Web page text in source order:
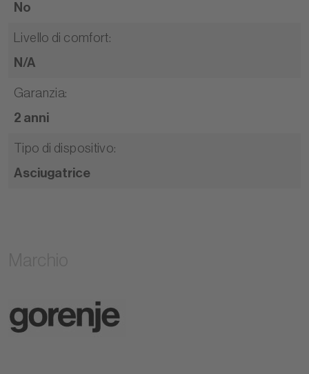
No
Livello di comfort:
N/A
Garanzia:
2 anni
Tipo di dispositivo:
Asciugatrice